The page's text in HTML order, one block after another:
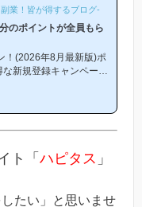
業！皆が得するブログ-
のポイントが全員もら
！(2026年8月最新版)ポ
新規登録キャンペーン
ー新規登録キャンペーン
に「2000円分のボー
ト「 ハピタス 」
したい」と思いませ